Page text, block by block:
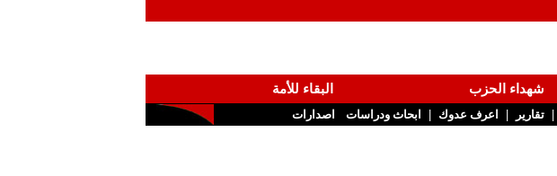
شهداء الحزب
البقاء للأمة
| تقارير | اعرف عدوك | ابحاث ودراسات اصدارات